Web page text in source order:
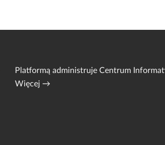
Platformą administruje Centrum
Więcej →